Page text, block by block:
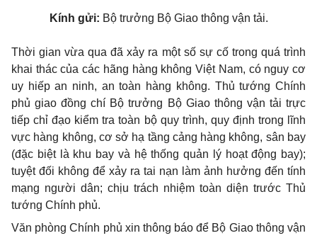
Kính gửi: Bộ trưởng Bộ Giao thông vận tải.
Thời gian vừa qua đã xảy ra một số sự cố trong quá trình
khai thác của các hãng hàng không Việt Nam, cónguy cơ
uy hiếp an ninh, an toàn hàng không. Thủ tướng Chính
phủ giao đồng chí Bộ trưởng Bộ Giao thông vận tải trực
tiếp chỉ đạo kiểm tra toàn bộ quy trình, quy định trong lĩnh
vực hàng không, cơ sở hạ tầng cảng hàng không, sân bay
(đặc biệt là khu bay và hệ thống quản lý hoạt động bay);
tuyệt đối không để xảy ra tai nạn làm ảnh hưởng đến tính
mạng người dân; chịu trách nhiệm toàn diện trước Thủ
tướng Chính phủ.
Văn phòng Chính phủ xin thông báo để Bộ Giao thông vận